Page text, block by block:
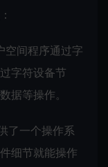
空间程序通过字
字符设备节
据等操作。
了一个操作系
细节就能操作